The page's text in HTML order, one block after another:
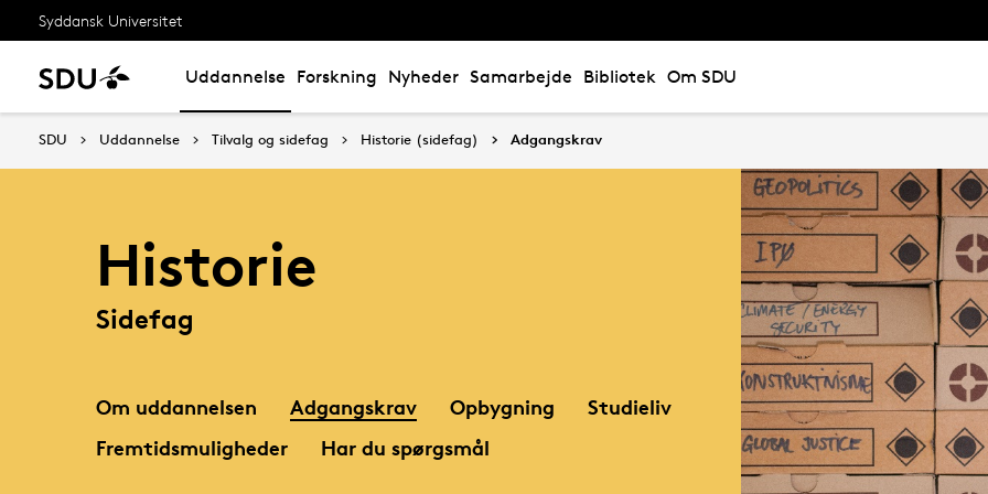
Syddansk Universitet
Uddannelse Forskning Nyheder Samarbejde Bibliotek Om SDU
SDU Uddannelse Tilvalg og sidefag Historie (sidefag) Adgangskrav
Historie
Sidefag
Om uddannelsen Adgangskrav Opbygning
Studieliv
Fremtidsmuligheder
Har du spørgsmål